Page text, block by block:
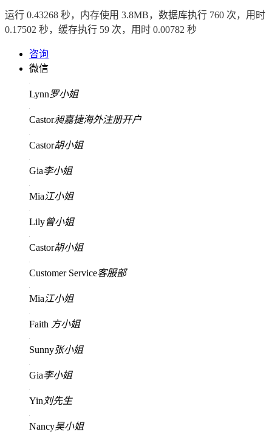
运行 0.43268 秒，内存使用 3.8MB，数据库执行 760 次，用时
0.17502 秒，缓存执行 59 次，用时 0.00782 秒
咨询
微信
Lynn罗小姐
Castor昶嘉捷海外注册开户
Castor胡小姐
Gia李小姐
Mia江小姐
Lily曾小姐
Castor胡小姐
Customer Service客服部
Mia江小姐
Faith 方小姐
Sunny张小姐
Gia李小姐
Yin 刘先生
Nancy吴小姐